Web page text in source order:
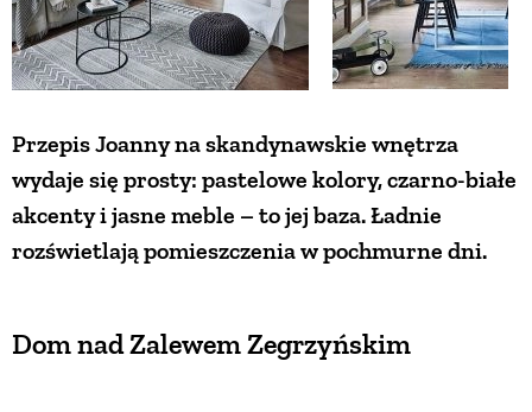
Przepis Joanny na skandynawskie wnętrza
wydaje się prosty: pastelowe kolory, czarno-białe
akcenty i jasne meble – to jej baza. Ładnie
rozświetlają pomieszczenia w pochmurne dni.
Dom nad Zalewem Zegrzyńskim
RZEMIOSŁO
ZRÓB TO SAM
ŚNIADANIA